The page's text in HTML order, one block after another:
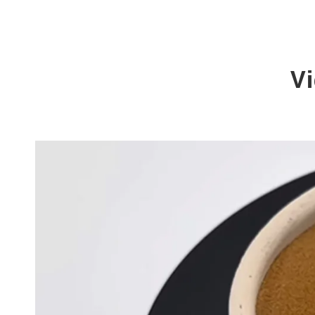
Moules et levures
Staphylococcus Aureus